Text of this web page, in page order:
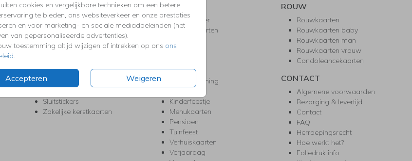
cookies en vergelijkbare technieken om een betere
te bieden, ons websiteverkeer en onze prestaties
en voor marketing- en sociale mediadoeleinden (het
van gepersonaliseerde advertenties).
toestemming altijd wijzigen of intrekken op ons ons
.
Accepteren Weigeren
KERST
Kerstkaarten
Kerstborrel uitnodigingen
Kerstdiner uitnodigingen
Kerstmenukaarten
Kerst-verhuiskaarten
Nieuwjaarskaarten
Sluitstickers
Zakelijke kerstkaarten
FEEST
Babyshower
Bedankkaarten
Doopsel
High Tea
Housewarming
Kinderfeestje
Menukaarten
Pensioen
Tuinfeest
Verhuiskaarten
Verjaardag
ROUW
Rouwkaarten
Rouwkaarten baby
Rouwkaarten man
Rouwkaarten vrouw
Condoleancekaarten
CONTACT
Algemene voorwaarden
Bezorging & levertijd
Contact
FAQ
Herroepingsrecht
Hoe werkt het?
Foliedruk info